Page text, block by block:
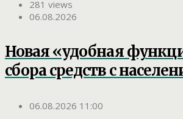
281 views
06.08.2026
Новая «удобная
сбора средств с
06.08.2026 11:00